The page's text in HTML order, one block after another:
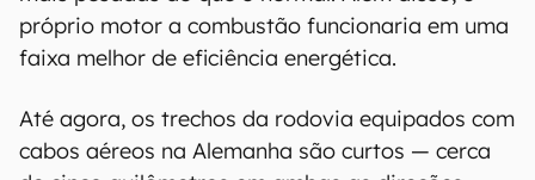
próprio motor a combustão funcionaria em uma
faixa melhor de eficiência energética.
Até agora, os trechos da rodovia equipados com
cabos aéreos na Alemanha são curtos — cerca